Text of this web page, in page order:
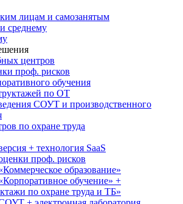
лицам и самозанятым
среднему
центров
проф. рисков
обучения
по ОТ
СОУТ и производственного
по охране труда
+ технология SaaS
проф. рисков
образование»
обучение» +
по охране труда и ТБ»